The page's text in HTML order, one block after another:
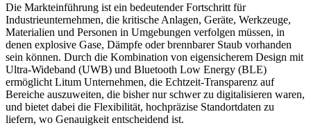
Die Markteinführung ist ein bedeutender Fortschritt für
Industrieunternehmen, die kritische Anlagen, Geräte, Werkzeuge,
Materialien und Personen in Umgebungen verfolgen müssen, in
denen explosive Gase, Dämpfe oder brennbarer Staub vorhanden
sein können. Durch die Kombination von eigensicherem Design mit
Ultra-Wideband (UWB) und Bluetooth Low Energy (BLE)
ermöglicht Litum Unternehmen, die Echtzeit-Transparenz auf
Bereiche auszuweiten, die bisher nur schwer zu digitalisieren waren,
und bietet dabei die Flexibilität, hochpräzise Standortdaten zu
liefern, wo Genauigkeit entscheidend ist.